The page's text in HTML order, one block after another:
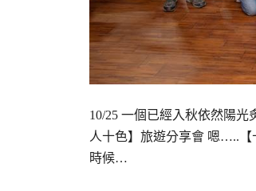
10/25 一個已經入秋依然陽
人十色】旅遊分享會 嗯…..
時候…